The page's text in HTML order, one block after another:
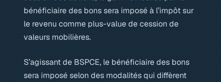
bénéficiaire des bons sera imposé à l’impôt sur
le revenu comme plus-value de cession de
valeurs mobilières.
S’agissant de BSPCE, le bénéficiaire des bons
sera imposé selon des modalités qui diffèrent